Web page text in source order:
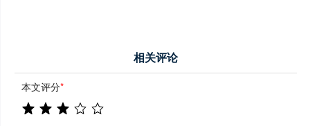
相关评论
本文评分*